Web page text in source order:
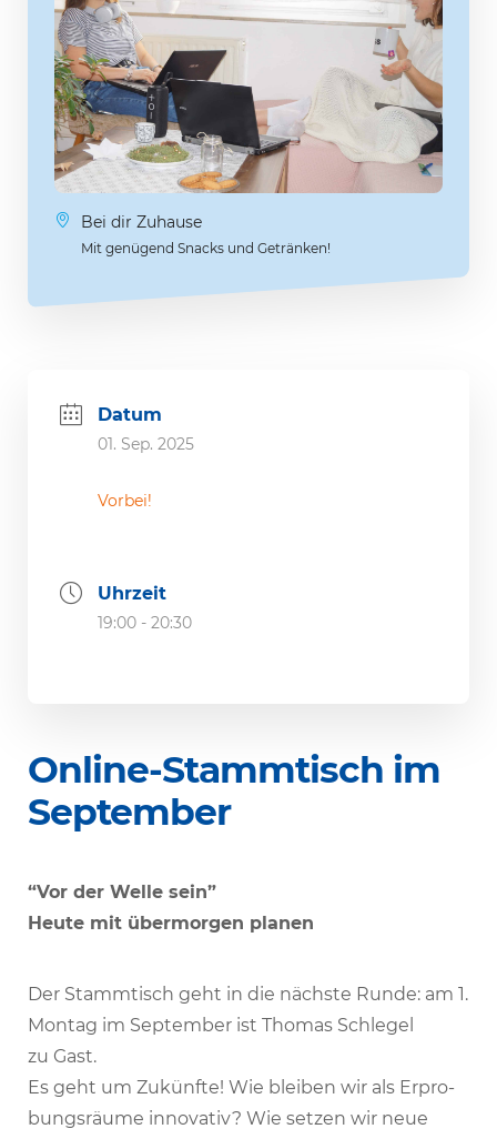
Bei dir Zuhause
Mit genügend Snacks und Getränken!
Datum
01. Sep. 2025
Vorbei!
Uhrzeit
19:00 - 20:30
Online-Stamm­tisch im
September
“Vor der Welle sein”
Heute mit über­morgen planen
Der Stamm­tisch geht in die nächste Runde: am 1.
Montag im September ist Thomas Schlegel
zu Gast.
Es geht um Zukünfte! Wie bleiben wir als Erpro­
bungs­räume inno­vativ? Wie setzen wir neue